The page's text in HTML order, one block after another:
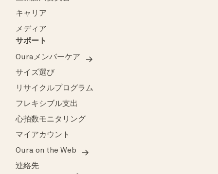
キャリア
メディア
サポート
Ouraメンバーケア
サイズ選び
リサイクルプログラム
フレキシブル支出
心拍数モニタリング
マイアカウント
Oura on the Web
連絡先